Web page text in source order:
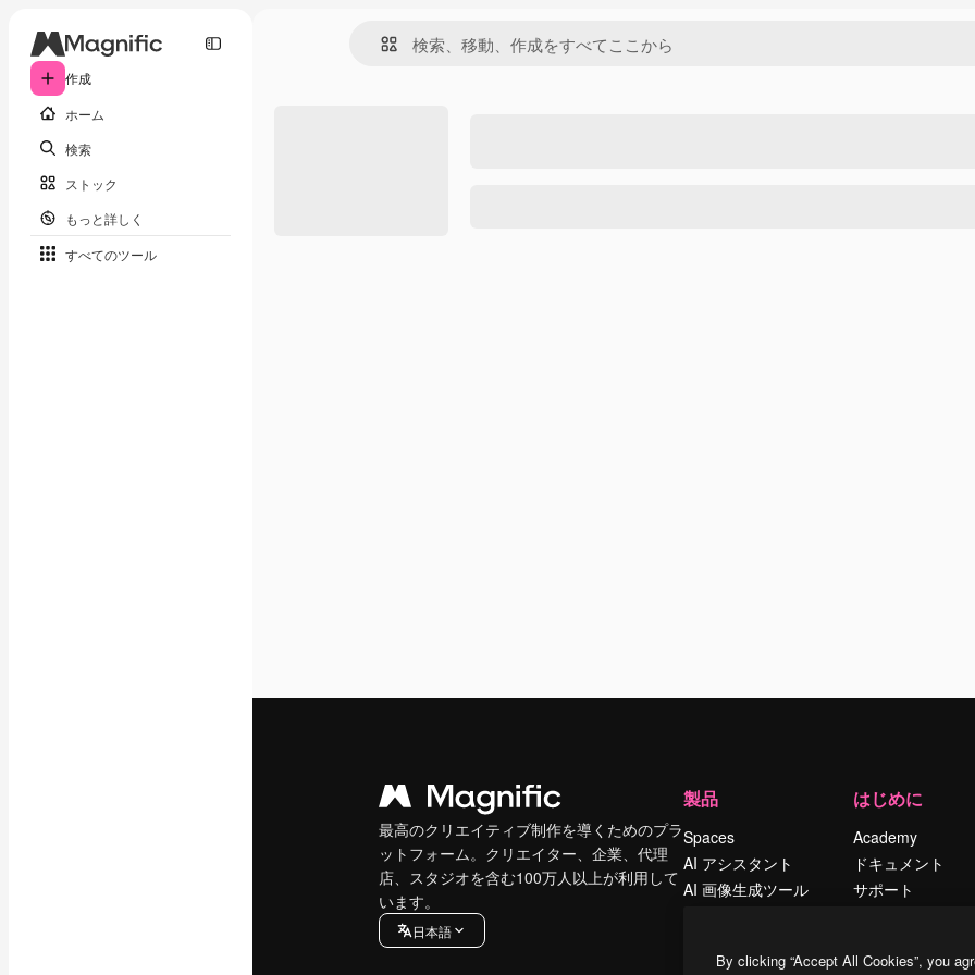
作成
ホーム
検索
ストック
もっと詳しく
すべてのツール
最高のクリエイティブ制作を導くためのプラ
ットフォーム。クリエイター、企業、代理
店、スタジオを含む100万人以上が利用して
います。
日本語
製品
Spaces
AI アシスタント
AI 画像生成ツール
ストックコンテン
はじめに
Academy
ドキュメント
サポート
シー
By clicking “Accept All Cookies”, you